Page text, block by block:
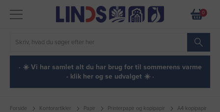
0
· ☀️ Vi har samlet alt du har brug for til sommerens varme
- klik her og se udvalget ☀️ ·
Forside Kontorartikler Papir Printerpapir og kopipapir A4 kopipapir